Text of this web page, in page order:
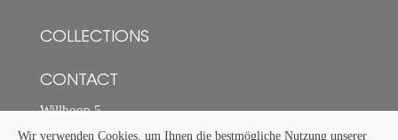
COLLECTIONS
CONTACT
Willhoop 5
22453 Hamburg
Wir verwenden Cookies, um Ihnen die bestmögliche Nutzung unserer